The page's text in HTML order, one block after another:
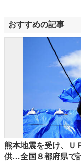
おすすめの記事
熊本地震を受け、Ｕ
供…全国８都府県で